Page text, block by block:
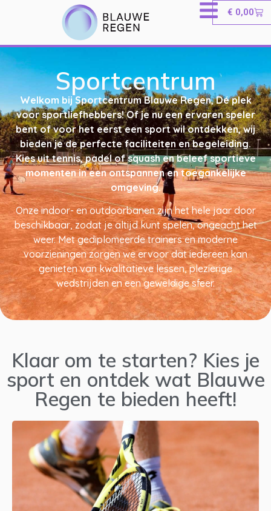
€ 0,00
Sportcentrum
Welkom bij Sportcentrum Blauwe Regen, Dé plek
voor sportliefhebbers! Of je nu een ervaren speler
bent of voor het eerst een sport wil ontdekken, wij
bieden je de perfecte faciliteiten en begeleiding.
Kies uit tennis, padel of squash en beleef sportieve
momenten in een ontspannen en toegankelijke
omgeving.
Onze indoor- en outdoorbanen zijn het hele jaar door
beschikbaar, zodat je altijd kunt spelen, ongeacht het
weer. Met gediplomeerde trainers en moderne
voorzieningen zorgen we ervoor dat iedereen kan
genieten van kwalitatieve lessen, plezierige
wedstrijden en een geweldige sfeer.
Klaar om te starten? Kies je
sport en ontdek wat Blauwe
Regen te bieden heeft!